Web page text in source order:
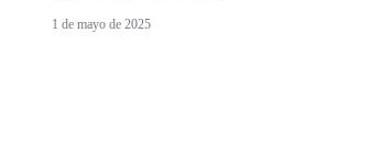
1 de mayo de 2025